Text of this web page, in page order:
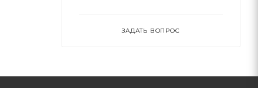
ЗАДАТЬ ВОПРОС